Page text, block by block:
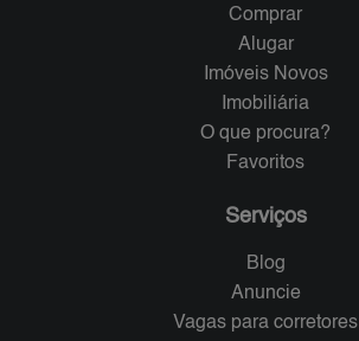
Comprar
Alugar
Imóveis Novos
Imobiliária
O que procura?
Favoritos
Serviços
Blog
Anuncie
Vagas para corretores